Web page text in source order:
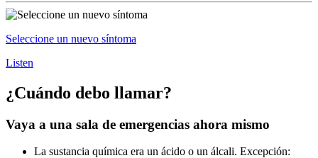
Seleccione un nuevo síntoma
Listen
¿Cuándo debo llamar?
Vaya a una sala de emergencias ahora mismo
La sustancia química era un ácido o un álcali. Excepción: